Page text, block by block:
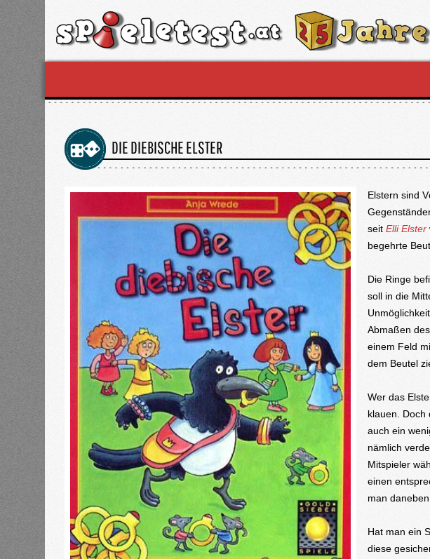
DIE DIEBISCHE ELSTER
Elstern sind
seit Elli Elster
begehrte
Die Ringe
soll in die
Abmaßen
einem Feld
dem Beutel
Wer das
klauen. Doch
auch ein
nämlich
Mitspieler
einen
man
Hat man ein
diese